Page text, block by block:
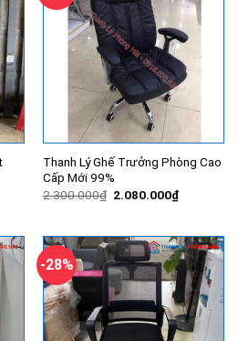
Thanh Lý Ghế Trưởng Phòng Cao
Cấp Mới 99%
2.300.000₫ Giá
2.080.000₫Giá
hiện
-28%